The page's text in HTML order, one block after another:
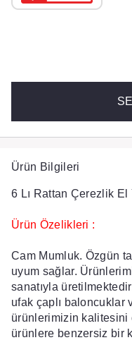
Ürün Bilgileri
6 Lı Rattan Çerezlik El
Ürün Özelikleri :
Cam Mumluk. Özgün
uyum sağlar.
sanatıyla
ufak çaplı baloncuklar
ürünlerimizin kalitesini
ürünlere benzersiz bir